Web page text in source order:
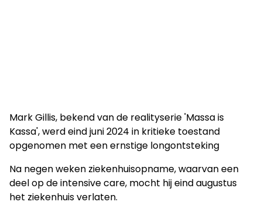
Mark Gillis, bekend van de realityserie 'Massa is
Kassa', werd eind juni 2024 in kritieke toestand
opgenomen met een ernstige longontsteking
Na negen weken ziekenhuisopname, waarvan een
deel op de intensive care, mocht hij eind augustus
het ziekenhuis verlaten.